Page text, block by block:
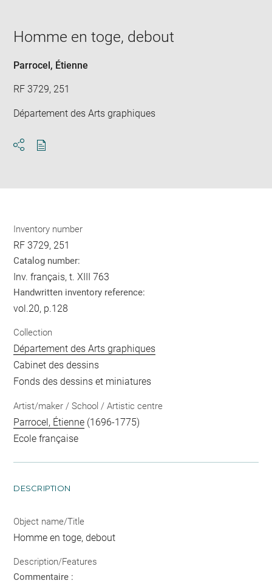
Homme en toge, debout
Parrocel, Étienne
RF 3729, 251
Département des Arts graphiques
Inventory number
RF 3729, 251
Catalog number:
Inv. français, t. XIII 763
Handwritten inventory reference:
vol.20, p.128
Collection
Département des Arts graphiques
Cabinet des dessins
Fonds des dessins et miniatures
Artist/maker / School / Artistic centre
Parrocel, Étienne (1696-1775)
Ecole française
DESCRIPTION
Object name/Title
Homme en toge, debout
Description/Features
Commentaire :